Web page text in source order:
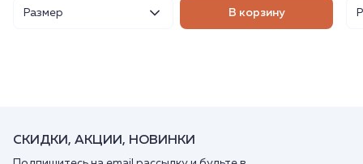
Размер В корзину
СКИДКИ, АКЦИИ, НОВИНКИ